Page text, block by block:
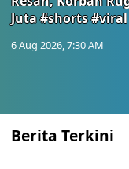
Juta #shorts #viral
6 Aug 2026, 7:30 AM
Berita Terkini